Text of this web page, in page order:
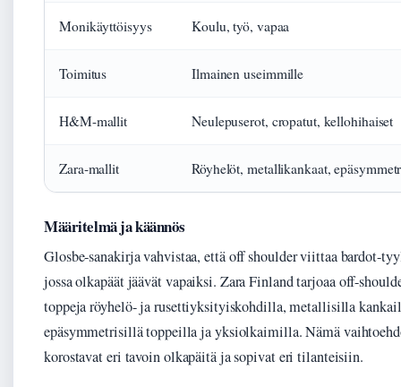
Monikäyttöisyys Koulu, työ, vapaa
Toimitus Ilmainen useimmille
H&M-mallit Neulepuserot, cropatut, kellohihaiset
Zara-mallit Röyhelöt, metallikankaat,
Määritelmä ja käännös
Glosbe-sanakirja vahvistaa, että off shoulder viittaa bardot-
jossa olkapäät jäävät vapaiksi. Zara Finland tarjoaa off-
toppeja röyhelö- ja rusettiyksityiskohdilla, metallisilla
epäsymmetrisillä toppeilla ja yksiolkaimilla. Nämä
korostavat eri tavoin olkapäitä ja sopivat eri tilanteisiin.